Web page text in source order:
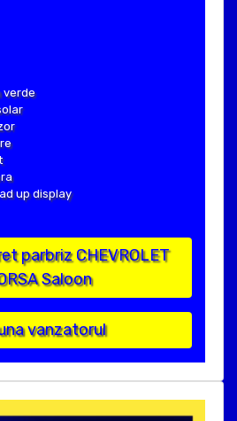
verde
up display
parbriz CHEVROLET
Saloon
vanzatorul